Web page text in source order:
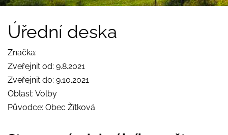
Úřední deska
Značka:
Zveřejnit od: 9.8.2021
Zveřejnit do: 9.10.2021
Oblast: Volby
Původce: Obec Žítková